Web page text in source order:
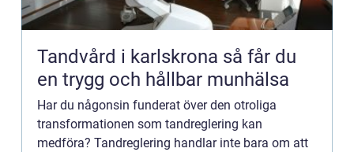
Tandvård i karlskrona så får du
en trygg och hållbar munhälsa
Har du någonsin funderat över den otroliga
transformationen som tandreglering kan
medföra? Tandreglering handlar inte bara om att